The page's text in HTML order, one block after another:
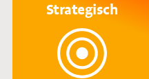
Strategisch